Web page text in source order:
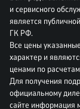
и сервисного
является
ГК РФ.
Все цены
характер и
ценами по
Для получения
официальному
сайте информация